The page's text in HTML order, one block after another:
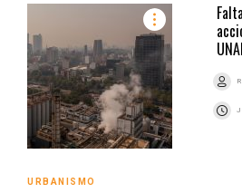
URBANISMO